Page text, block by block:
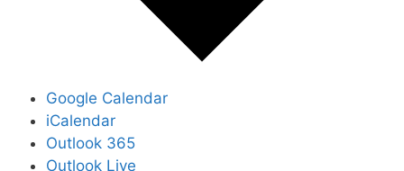
Google Calendar
iCalendar
Outlook 365
Outlook Live